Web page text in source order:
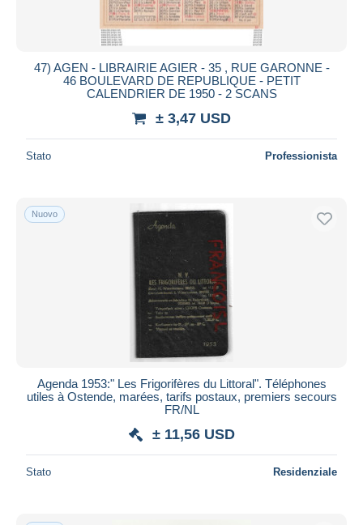
47) AGEN - LIBRAIRIE AGIER - 35 , RUE GARONNE -
46 BOULEVARD DE REPUBLIQUE - PETIT
CALENDRIER DE 1950 - 2 SCANS
± 3,47 USD
Stato Professionista
Nuovo
Agenda 1953:" Les Frigorifères du Littoral". Téléphones
utiles à Ostende, marées, tarifs postaux, premiers secours
FR/NL
± 11,56 USD
Stato Residenziale